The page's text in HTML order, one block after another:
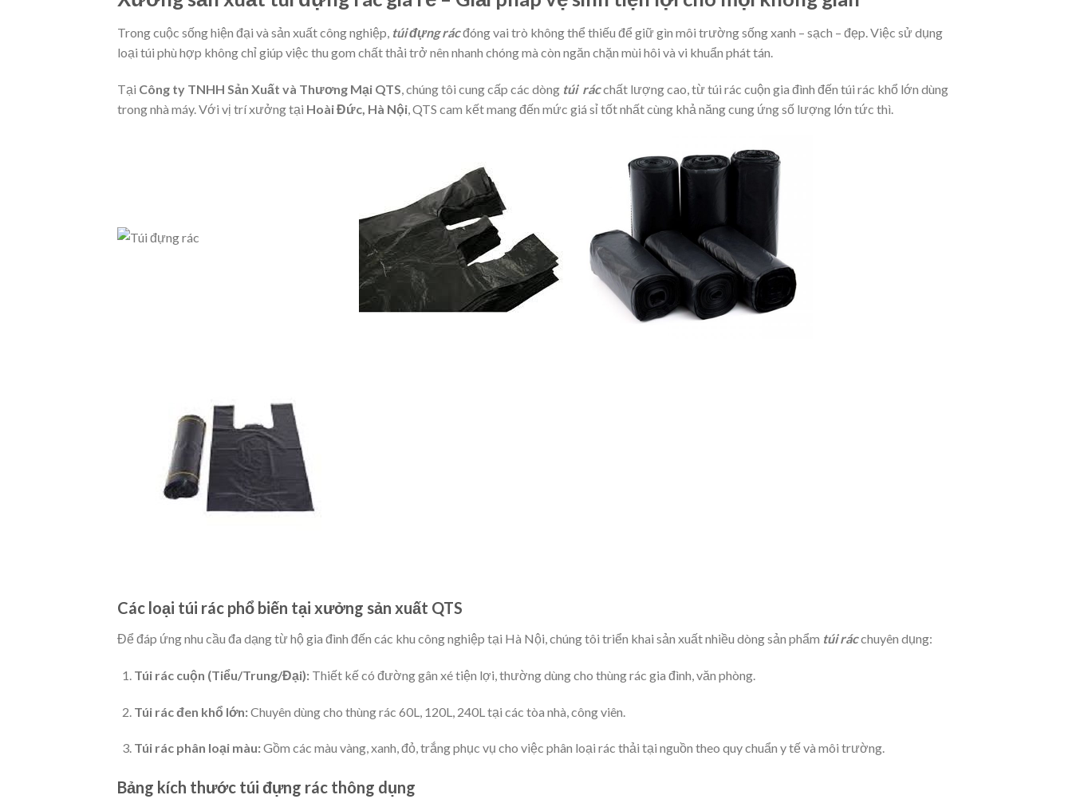
Trong cuộc sống hiện đại và sản xuất công nghiệp, túi đựng rácđóng vai trò không thể thiếu để giữ gìn môi trường sống xanh – sạch – đẹp. Việc sử dụng
loại túi phù hợp không chỉ giúp việc thu gom chất thải trở nên nhanh chóng mà còn ngăn chặn mùi hôi và vi khuẩn phát tán.
Tại Công ty TNHH Sản Xuất và Thương Mại QTS , chúng tôi cung cấp các dòng túi rácchất lượng cao, từ túi rác cuộn gia đình đến túi rác khổ lớn dùng
trong nhà máy. Với vị trí xưởng tại Hoài Đức, Hà Nội , QTS cam kết mang đến mức giá sỉ tốt nhất cùng khả năng cung ứng số lượng lớn tức thì.
Các loại túi rác phổ biến tại xưởng sản xuất QTS
Để đáp ứng nhu cầu đa dạng từ hộ gia đình đến các khu công nghiệp tại Hà Nội, chúng tôi triển khai sản xuất nhiều dòng sản phẩm túi rácchuyên dụng:
Túi rác cuộn (Tiểu/Trung/Đại):Thiết kế có đường gân xé tiện lợi, thường dùng cho thùng rác gia đình, văn phòng.
Túi rác đen khổ lớn:Chuyên dùng cho thùng rác 60L, 120L, 240L tại các tòa nhà, công viên.
Túi rác phân loại màu:Gồm các màu vàng, xanh, đỏ, trắng phục vụ cho việc phân loại rác thải tại nguồn theo quy chuẩn y tế và môi trường.
Bảng kích thước túi đựng rác thông dụng